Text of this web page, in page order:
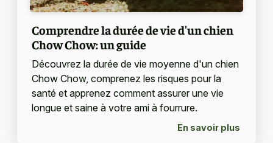
Comprendre la durée de vie d'un chien
Chow Chow: un guide
Découvrez la durée de vie moyenne d'un chien
Chow Chow, comprenez les risques pour la
santé et apprenez comment assurer une vie
longue et saine à votre ami à fourrure.
En savoir plus